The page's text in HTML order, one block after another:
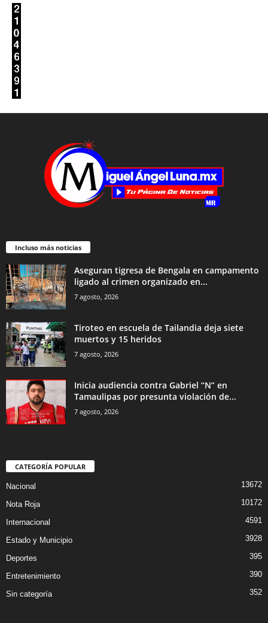
Incluso más noticias
Aseguran tigresa de Bengala en campamento
ligado al crimen organizado en...
7 agosto, 2026
Tiroteo en escuela de Tailandia deja siete
muertos y 15 heridos
7 agosto, 2026
Inicia audiencia contra Gabriel “N” en
Tamaulipas por presunta violación de...
7 agosto, 2026
CATEGORÍA POPULAR
Nacional 13672
Nota Roja 10172
Internacional 4591
Estado y Municipio 3928
Deportes 395
Entretenimiento 390
Sin categoría 352